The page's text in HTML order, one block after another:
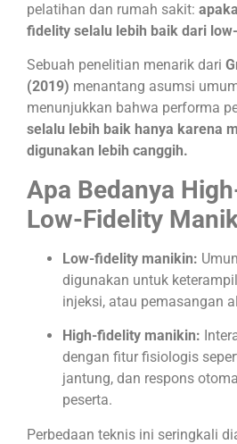
pelatihan dan rumah sakit:
fidelity selalu lebih baik dari
Sebuah penelitian menarik dari
(2019) menantang asumsi
menunjukkan bahwa performa
selalu lebih baik hanya karena
digunakan lebih canggih.
Apa Bedanya
Low-Fidelity
Low-fidelity manikin:
digunakan untuk
injeksi, atau pemasangan
High-fidelity manikin:
dengan fitur fisiologis
jantung, dan respons
peserta.
Perbedaan teknis ini seringkali